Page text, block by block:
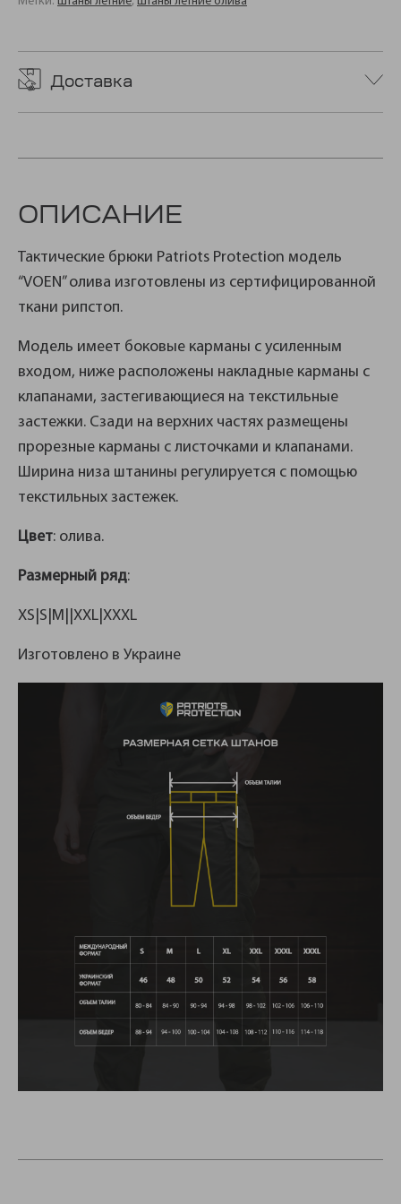
Доставка
ОПИСАНИЕ
Тактические брюки Patriots Protection модель
“VOEN” олива изготовлены из сертифицированной
ткани рипстоп.
Модель имеет боковые карманы с усиленным
входом, ниже расположены накладные карманы с
клапанами, застегивающиеся на текстильные
застежки. Сзади на верхних частях размещены
прорезные карманы с листочками и клапанами.
Ширина низа штанины регулируется с помощью
текстильных застежек.
Цвет: олива.
Размерный ряд:
XS|S|M||XXL|XXXL
Изготовлено в Украине